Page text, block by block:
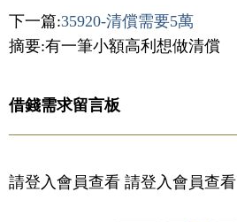
下一篇:35920-清償需要5萬
摘要:有一筆小額高利想做清償
借錢需求留言板
請登入會員查看 請登入會員查看